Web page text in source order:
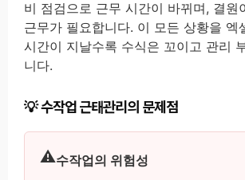
비 점검으로 근무 시간이 바뀌며, 결원
근무가 필요합니다. 이 모든 상황을 엑
시간이 지날수록 수식은 꼬이고 관리
니다.
수작업 근태관리의 문제점
수작업의 위험성